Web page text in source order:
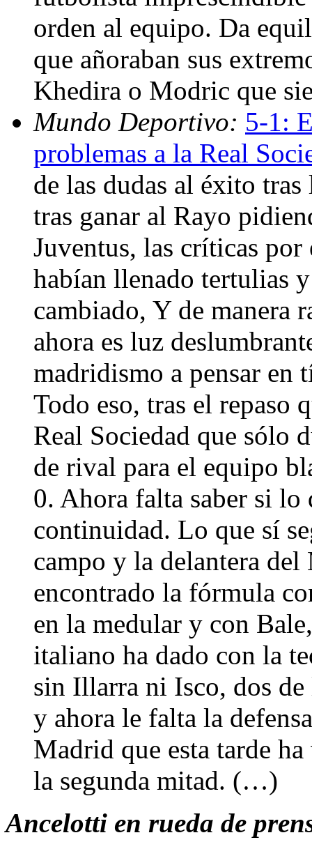
orden al equipo. Da
que añoraban sus
Khedira o Modric que
Mundo Deportivo: 5-1:
problemas a la Real
de las dudas al éxito
tras ganar al Rayo
Juventus, las críticas
habían llenado tertulias
cambiado, Y de manera
ahora es luz
madridismo a pensar
Todo eso, tras el repaso
Real Sociedad que sólo
de rival para el equipo
0. Ahora falta saber si lo
continuidad. Lo que sí
campo y la delantera
encontrado la fórmula
en la medular y con
italiano ha dado con la
sin Illarra ni Isco, dos
y ahora le falta la
Madrid que esta tarde
la segunda mitad. (…)
Ancelotti en rueda de